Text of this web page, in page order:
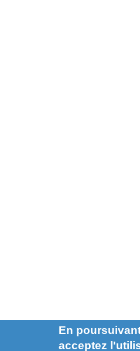
En
acceptez